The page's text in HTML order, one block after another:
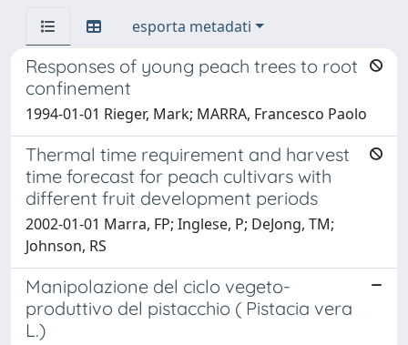
esporta metadati
Responses of young peach trees to root
confinement
1994-01-01 Rieger, Mark; MARRA, Francesco Paolo
Thermal time requirement and harvest
time forecast for peach cultivars with
different fruit development periods
2002-01-01 Marra, FP; Inglese, P; DeJong, TM;
Johnson, RS
Manipolazione del ciclo vegeto-
produttivo del pistacchio ( Pistacia vera
L.)